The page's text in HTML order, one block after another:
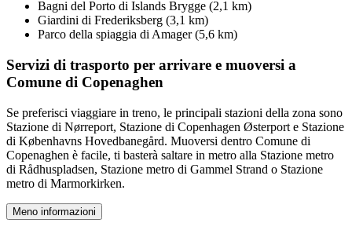
Bagni del Porto di Islands Brygge (2,1 km)
Giardini di Frederiksberg (3,1 km)
Parco della spiaggia di Amager (5,6 km)
Servizi di trasporto per arrivare e muoversi a
Comune di Copenaghen
Se preferisci viaggiare in treno, le principali stazioni della zona sono
Stazione di Nørreport, Stazione di Copenhagen Østerport e Stazione
di Københavns Hovedbanegård. Muoversi dentro Comune di
Copenaghen è facile, ti basterà saltare in metro alla Stazione metro
di Rådhuspladsen, Stazione metro di Gammel Strand o Stazione
metro di Marmorkirken.
Meno informazioni